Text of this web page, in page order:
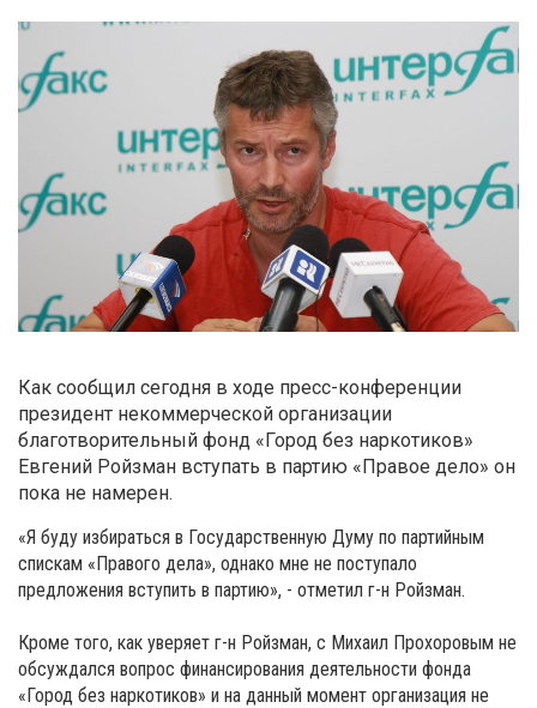
Как сообщил сегодня в ходе пресс-конференции
президент некоммерческой организации
благотворительный фонд «Город без наркотиков»
Евгений Ройзман вступать в партию «Правое дело» он
пока не намерен.
«Я буду избираться в Государственную Думу по партийным
спискам «Правого дела», однако мне не поступало
предложения вступить в партию», - отметил г-н Ройзман.
Кроме того, как уверяет г-н Ройзман, с Михаил Прохоровым не
обсуждался вопрос финансирования деятельности фонда
«Город без наркотиков» и на данный момент организация не